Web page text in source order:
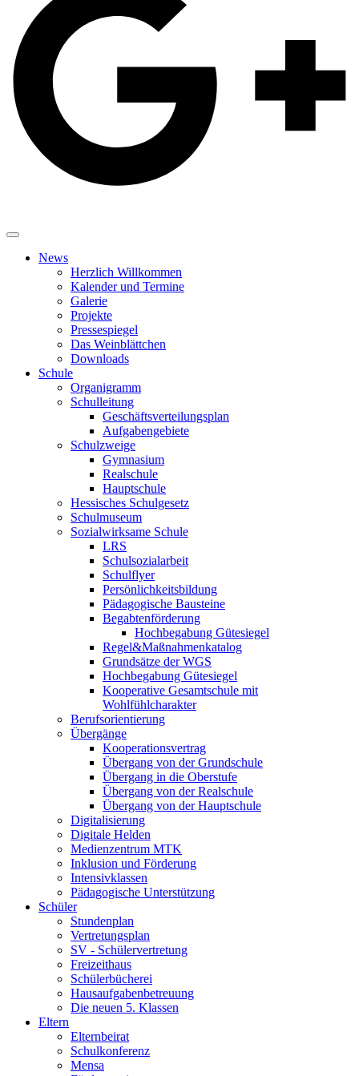
News
Herzlich Willkommen
Kalender und Termine
Galerie
Projekte
Pressespiegel
Das Weinblättchen
Downloads
Schule
Organigramm
Schulleitung
Geschäftsverteilungsplan
Aufgabengebiete
Schulzweige
Gymnasium
Realschule
Hauptschule
Hessisches Schulgesetz
Schulmuseum
Sozialwirksame Schule
LRS
Schulsozialarbeit
Schulflyer
Persönlichkeitsbildung
Pädagogische Bausteine
Begabtenförderung
Hochbegabung Gütesiegel
Regel&Maßnahmenkatalog
Grundsätze der WGS
Hochbegabung Gütesiegel
Kooperative Gesamtschule mit
Wohlfühlcharakter
Berufsorientierung
Übergänge
Kooperationsvertrag
Übergang von der Grundschule
Übergang in die Oberstufe
Übergang von der Realschule
Übergang von der Hauptschule
Digitalisierung
Digitale Helden
Medienzentrum MTK
Inklusion und Förderung
Intensivklassen
Pädagogische Unterstützung
Schüler
Stundenplan
Vertretungsplan
SV - Schülervertretung
Freizeithaus
Schülerbücherei
Hausaufgabenbetreuung
Die neuen 5. Klassen
Eltern
Elternbeirat
Schulkonferenz
Mensa